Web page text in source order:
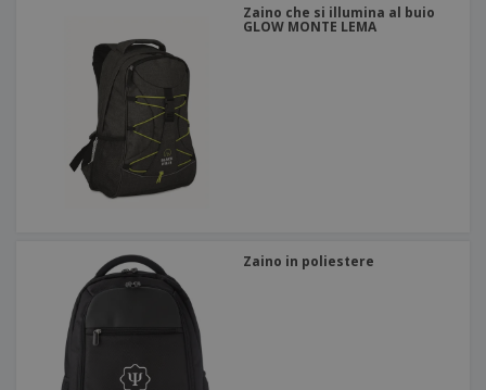
Zaino che si illumina al buio
GLOW MONTE LEMA
Zaino in poliestere